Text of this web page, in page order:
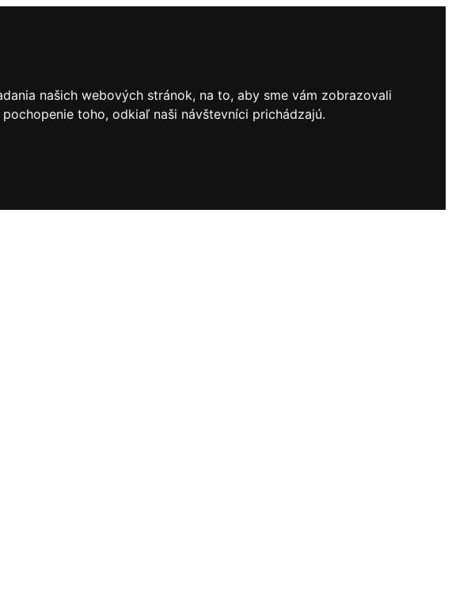
našich webových stránok, na to, aby sme vám zobrazovali
toho, odkiaľ naši návštevníci prichádzajú.